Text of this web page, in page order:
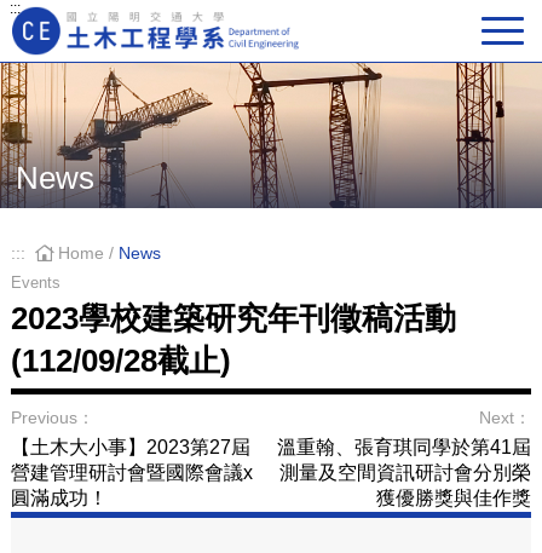
:::
Main Navigation
News
::: Home / News
Events
2023學校建築研究年刊徵稿活動
(112/09/28截止)
Previous：
【土木大小事】2023第27屆
營建管理研討會暨國際會議x
圓滿成功！
Next：
溫重翰、張育琪同學於第41屆
測量及空間資訊研討會分別榮
獲優勝獎與佳作獎